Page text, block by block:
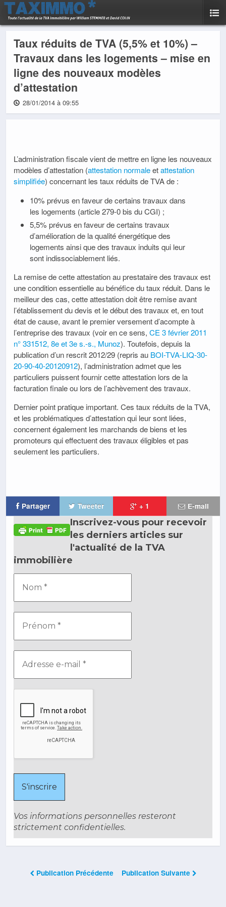
Taux réduits de TVA (5,5% et 10%) –
Travaux dans les logements – mise en
ligne des nouveaux modèles
d’attestation
28/01/2014 à 09:55
L’administration fiscale vient de mettre en ligne les nouveaux
modèles d’attestation (attestation normaleetattestation
simplifiée) concernant les taux réduits de TVA de :
10% prévus en faveur de certains travaux dans
les logements (article 279-0 bis du CGI) ;
5,5% prévus en faveur de certains travaux
d’amélioration de la qualité énergétique des
logements ainsi que des travaux induits qui leur
sont indissociablement liés.
La remise de cette attestation au prestataire des travaux est
une condition essentielle au bénéfice du taux réduit. Dans le
meilleur des cas, cette attestation doit être remise avant
l’établissement du devis et le début des travaux et, en tout
état de cause, avant le premier versement d’acompte à
l’entreprise des travaux (voir en ce sens, CE 3 février 2011
n° 331512, 8e et 3e s.-s., Munoz). Toutefois, depuis la
publication d’un rescrit 2012/29 (repris au BOI-TVA-LIQ-30-
20-90-40-20120912), l’administration admet que les
particuliers puissent fournir cette attestation lors de la
facturation finale ou lors de l’achèvement des travaux.
Dernier point pratique important. Ces taux réduits de la TVA,
et les problématiques d’attestation qui leur sont liées,
concernent également les marchands de biens et les
promoteurs qui effectuent des travaux éligibles et pas
seulement les particuliers.
Partager Tweeter + 1 E-mail
Inscrivez-vous pour recevoir
les derniers articles sur
l'actualité de la TVA
immobilière
Vos informations personnelles resteront
strictement confidentielles.
Publication Précédente Publication Suivante